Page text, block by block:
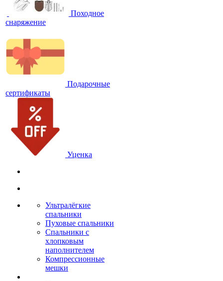
Походное
снаряжение
Подарочные
сертификаты
Уценка
Ультралёгкие
спальники
Пуховые спальники
Спальники с
хлопковым
наполнителем
Компрессионные
мешки